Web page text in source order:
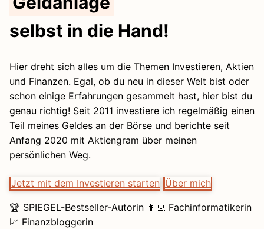
selbst in die Hand!
Hier dreht sich alles um die Themen Investieren, Aktien
und Finanzen. Egal, ob du neu in dieser Welt bist oder
schon einige Erfahrungen gesammelt hast, hier bist du
genau richtig! Seit 2011 investiere ich regelmäßig einen
Teil meines Geldes an der Börse und berichte seit
Anfang 2020 mit Aktiengram über meinen
persönlichen Weg.
Jetzt mit dem Investieren starten Über mich
🏆 SPIEGEL-Bestseller-Autorin 👩‍💻 Fachinformatikerin
📈 Finanzbloggerin